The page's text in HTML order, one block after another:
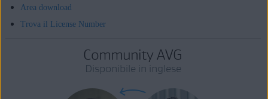
Area download
Trova il License Number
Community AVG
Disponibile in inglese